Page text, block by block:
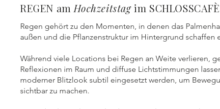
REGEN am Hochzeitstagim
Regen gehört zu den Momenten, in denen das
außen und die Pflanzenstruktur im Hintergrund
Während viele Locations bei Regen an Weite verlieren,
Reflexionen im Raum und diffuse Lichtstimmungen
moderner Blitzlook subtil eingesetzt werden, um
sichtbar zu machen.